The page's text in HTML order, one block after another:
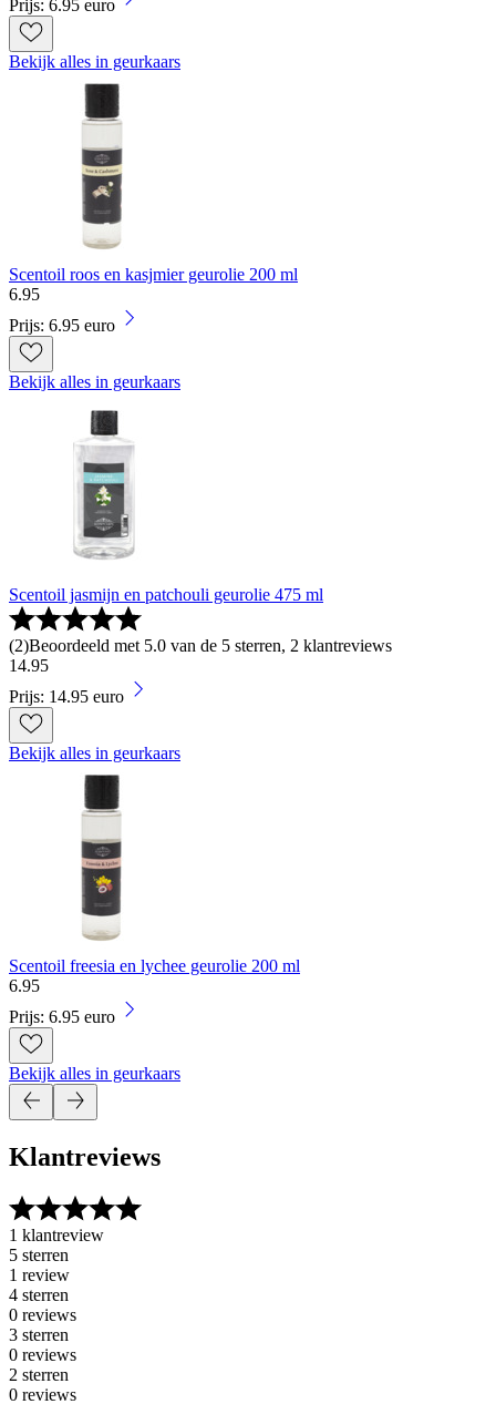
Prijs: 6.95 euro
Bekijk alles in geurkaars
Scentoil roos en kasjmier geurolie 200 ml
6.95
Prijs: 6.95 euro
Bekijk alles in geurkaars
Scentoil jasmijn en patchouli geurolie 475 ml
(2)Beoordeeld met 5.0 van de 5 sterren, 2 klantreviews
14.95
Prijs: 14.95 euro
Bekijk alles in geurkaars
Scentoil freesia en lychee geurolie 200 ml
6.95
Prijs: 6.95 euro
Bekijk alles in geurkaars
Klantreviews
1 klantreview
5 sterren
1 review
4 sterren
0 reviews
3 sterren
0 reviews
2 sterren
0 reviews